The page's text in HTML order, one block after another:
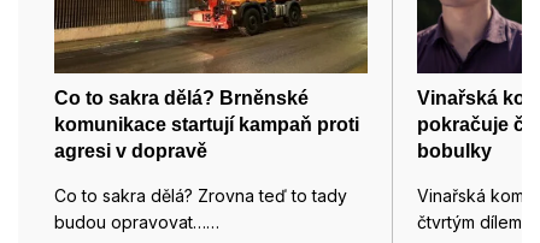
Co to sakra dělá? Brněnské
komunikace startují kampaň proti
agresi v dopravě
Co to sakra dělá? Zrovna teď to tady
budou opravovat……
Vinařská
pokračuje
bobulky
Vinařská
čtvrtým dílem